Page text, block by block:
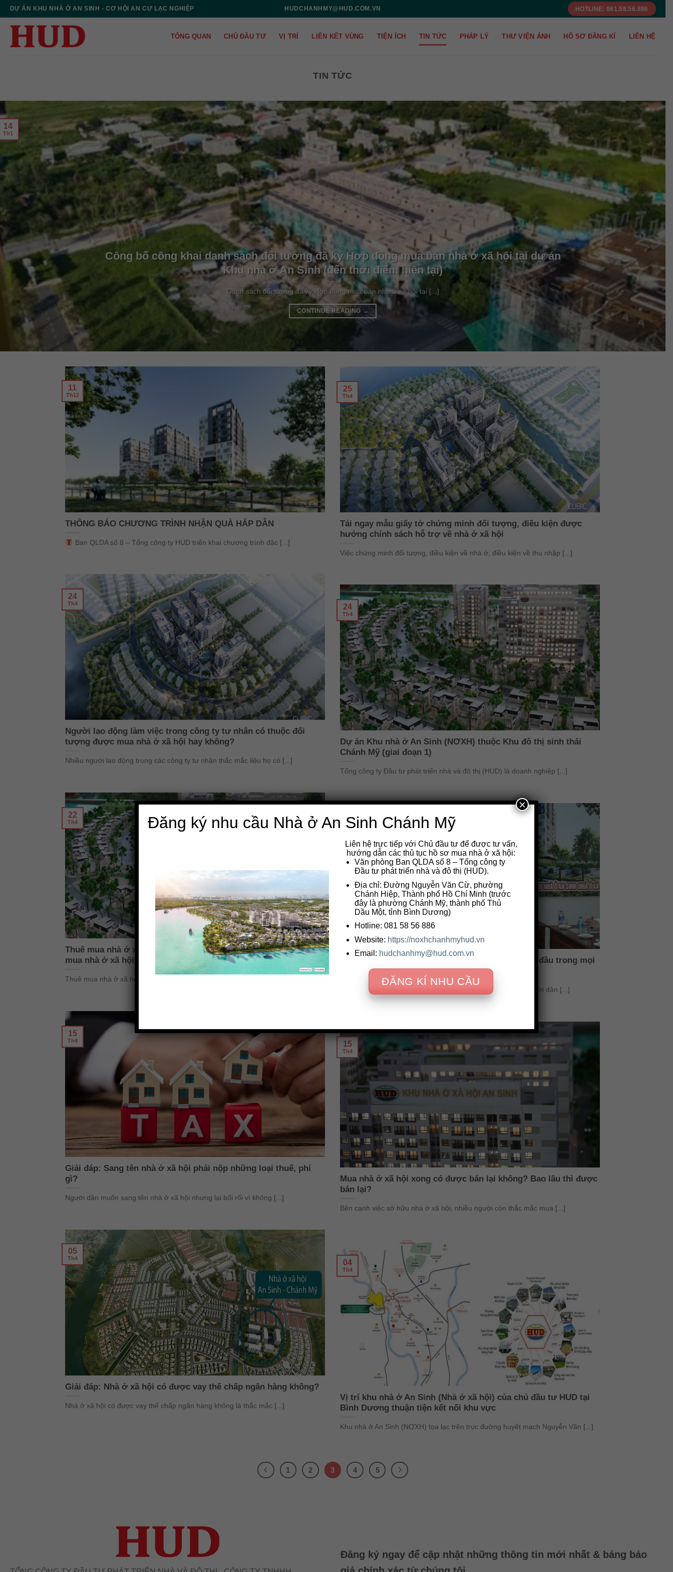
Skip
to
content
DỰ ÁN KHU NHÀ Ở AN SINH - CƠ HỘI AN CƯ LẠC NGHIỆP HUDCHANHMY@HUD.COM.VN HOTLINE: 081.58.56.886
TỔNG QUAN CHỦ ĐẦU TƯ VỊ TRÍ LIÊN KẾT VÙNG TIỆN ÍCH TIN TỨC PHÁP LÝ THƯ VIỆN ẢNH HỒ SƠ ĐĂNG KÍ LIÊN HỆ
TIN TỨC
TIN TỨC
Công bố công khai danh sách đối tượng đã ký Hợp đồng mua bán nhà ở xã hội tại dự án
Khu nhà ở An Sinh (đến thời điểm hiện tại)
Danh sách đối tượng đã ký Hợp đồng mua bán nhà ở xã hội tại [...]
CONTINUE READING →
14
Th1
THÔNG BÁO CHƯƠNG TRÌNH NHẬN QUÀ HẤP DẪN
Ban QLDA số 8 – Tổng công ty HUD triển khai chương trình đặc [...]
11
Th12
Tải ngay mẫu giấy tờ chứng minh đối tượng, điều kiện được
hưởng chính sách hỗ trợ về nhà ở xã hội
Việc chứng minh đối tượng, điều kiện về nhà ở, điều kiện về thu nhập [...]
25
Th4
Người lao động làm việc trong công ty tư nhân có thuộc đối
tượng được mua nhà ở xã hội hay không?
Nhiều người lao động trong các công ty tư nhân thắc mắc liệu họ có [...]
24
Th4
Dự án Khu nhà ở An Sinh (NƠXH) thuộc Khu đô thị sinh thái
Chánh Mỹ (giai đoạn 1)
Tổng công ty Đầu tư phát triển nhà và đô thị (HUD) là doanh nghiệp [...]
24
Th4
Thuê mua nhà ở xã hội là gì? Phân biệt thuê mua nhà ở xã hội và
mua nhà ở xã hội
Thuê mua nhà ở xã hội đang là giải pháp được nhiều người thu nhập [...]
22
Th4
Tổng Công ty HUD: Đặt an ninh, an toàn lên hàng đầu trong mọi
dự án nhà ở xã hội
Trong bối cảnh nhu cầu nhà ở xã hội ngày càng tăng cao, người dân [...]
18
Giải đáp: Sang tên nhà ở xã hội phải nộp những loại thuế, phí
gì?
Người dân muốn sang tên nhà ở xã hội nhưng lại bối rối vì không [...]
15
Th4
Mua nhà ở xã hội xong có được bán lại không? Bao lâu thì được
bán lại?
Bên cạnh việc sở hữu nhà ở xã hội, nhiều người còn thắc mắc mua [...]
15
Th4
Giải đáp: Nhà ở xã hội có được vay thế chấp ngân hàng không?
Nhà ở xã hội có được vay thế chấp ngân hàng không là thắc mắc [...]
05
Th4
Vị trí khu nhà ở An Sinh (Nhà ở xã hội) của chủ đầu tư HUD tại
Bình Dương thuận tiện kết nối khu vực
Khu nhà ở An Sinh (NƠXH) tọa lạc trên trục đường huyết mạch Nguyễn Văn [...]
04
Th4
1 2 3 4 5
Đăng ký ngay để cập nhật những thông tin mới nhất & bảng báo
Đăng ký nhu cầu Nhà ở An Sinh Chánh Mỹ
Liên hệ trực tiếp với Chủ đầu tư để được tư vấn,
hướng dẫn các thủ tục hồ sơ mua nhà ở xã hội:
Văn phòng Ban QLDA số 8 – Tổng công ty
Đầu tư phát triển nhà và đô thị (HUD).
Địa chỉ: Đường Nguyễn Văn Cừ, phường
Chánh Hiệp, Thành phố Hồ Chí Minh (trước
đây là phường Chánh Mỹ, thành phố Thủ
Dầu Một, tỉnh Bình Dương)
Hotline: 081 58 56 886
Website: https://noxhchanhmyhud.vn
Email: hudchanhmy@hud.com.vn
ĐĂNG KÍ NHU CẦU
×